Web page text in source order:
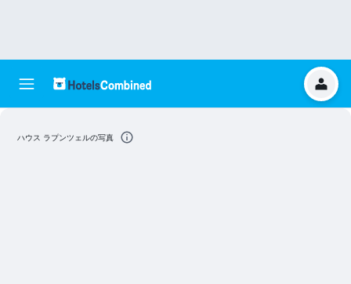
ハウス ラプンツェルの写真